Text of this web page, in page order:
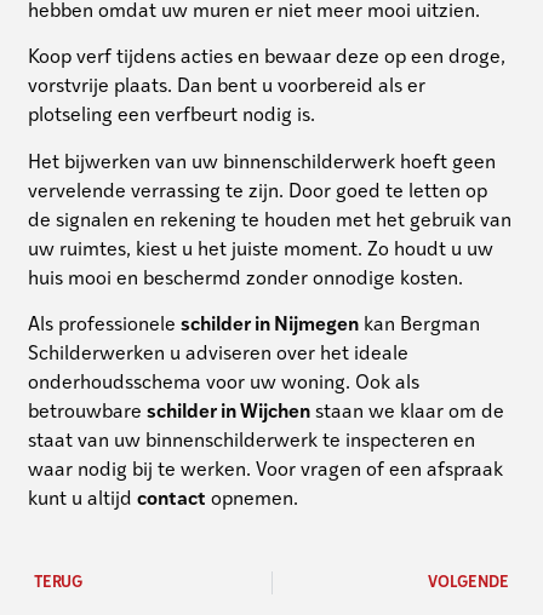
hebben omdat uw muren er niet meer mooi uitzien.
Koop verf tijdens acties en bewaar deze op een droge,
vorstvrije plaats. Dan bent u voorbereid als er
plotseling een verfbeurt nodig is.
Het bijwerken van uw binnenschilderwerk hoeft geen
vervelende verrassing te zijn. Door goed te letten op
de signalen en rekening te houden met het gebruik van
uw ruimtes, kiest u het juiste moment. Zo houdt u uw
huis mooi en beschermd zonder onnodige kosten.
Als professioneleschilder in Nijmegen kan Bergman
Schilderwerken u adviseren over het ideale
onderhoudsschema voor uw woning. Ook als
betrouwbareschilder in Wijchen staan we klaar om de
staat van uw binnenschilderwerk te inspecteren en
waar nodig bij te werken. Voor vragen of een afspraak
kunt u altijdcontact opnemen.
TERUG VOLGENDE